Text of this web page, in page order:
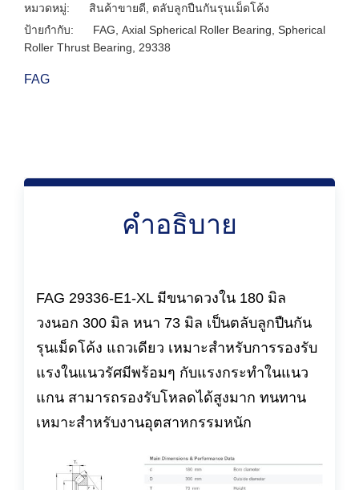
หมวดหมู่: สินค้าขายดี
ตลับลูกปืนกันรุนเม็ดโค้ง
ป้ายกำกับ:
FAG Axial Spherical Roller Bearing Spherical
Roller Thrust Bearing
29338
FAG
คำอธิบาย
FAG 29336-E1-XL มีขนาดวงใน 180 มิล
วงนอก 300 มิล หนา 73 มิล เป็นตลับลูกปืนกัน
รุนเม็ดโค้ง แถวเดียว เหมาะสำหรับการรองรับ
แรงในแนวรัศมีพร้อมๆ กับแรงกระทำในแนว
แกน สามารถรองรับโหลดได้สูงมาก ทนทาน
เหมาะสำหรับงานอุตสาหกรรมหนัก